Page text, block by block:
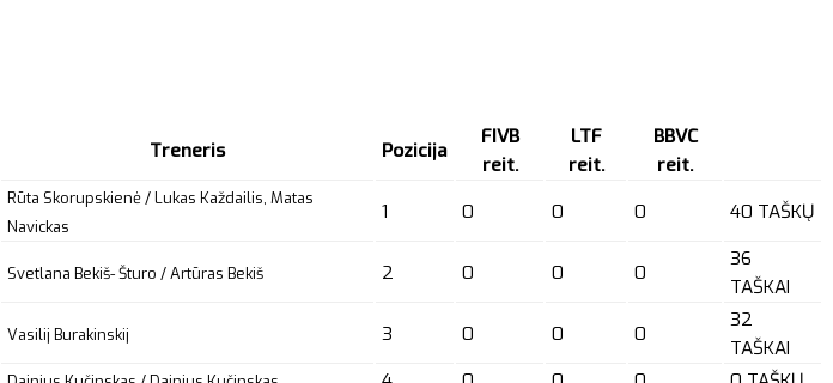
Treneris Pozicija
FIVB
reit.
LTF
reit.
BBVC
reit.
Rūta Skorupskienė / Lukas Každailis, Matas
Navickas
1 0 0 0 40 TAŠKŲ
Svetlana Bekiš- Šturo / Artūras Bekiš 2 0 0 0
36
TAŠKAI
Vasilij Burakinskij 3 0 0 0
32
TAŠKAI